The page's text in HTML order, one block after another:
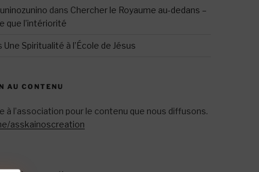
dans Chercher le Royaume au-dedans –
que l’intériorité
Une Spiritualité à l’École de Jésus
AU CONTENU
à l’association pour le contenu que nous diffusons.
asskainoscreation